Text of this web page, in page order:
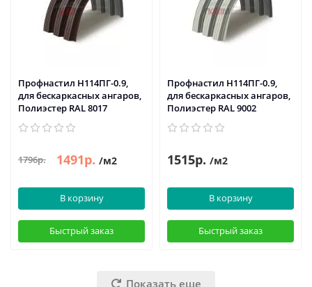
Профнастил H114ПГ-0.9,
для бескаркасных ангаров,
Полиэстер RAL 8017
1796р. 1491р. /м2
В корзину
Быстрый заказ
Профнастил H114ПГ-0.9,
для бескаркасных ангаров,
Полиэстер RAL 9002
1515р. /м2
В корзину
Быстрый заказ
Показать еще